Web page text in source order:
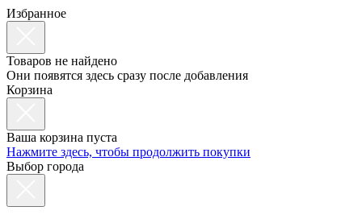
Избранное
Товаров не найдено
Они появятся здесь сразу после добавления
Корзина
Ваша корзина пуста
Нажмите здесь, чтобы продолжить покупки
Выбор города